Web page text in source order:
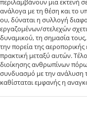
περιλαμβάνουν μια εκτενή
ανάλογα με τη θέση και το
ου, δύναται η συλλογή
εργαζομένων/στελεχών
δυναμικού, τη σημασία
την πορεία της αεροπορικής
πρακτική μεταξύ αυτών.
διοίκησης ανθρωπίνων
συνδυασμό με την ανάλυση
καθίσταται εμφανής η